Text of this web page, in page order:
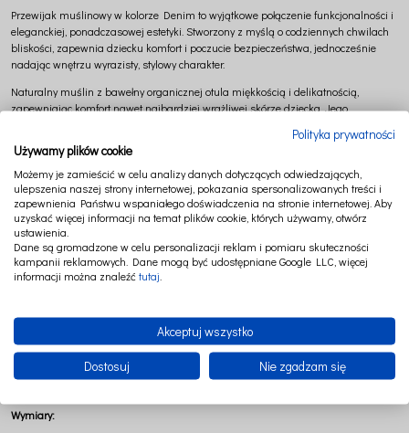
Przewijak muślinowy w kolorze Denim to wyjątkowe połączenie funkcjonalności i
eleganckiej, ponadczasowej estetyki. Stworzony z myślą o codziennych chwilach
bliskości, zapewnia dziecku komfort i poczucie bezpieczeństwa, jednocześnie
nadając wnętrzu wyrazisty, stylowy charakter.
Naturalny muślin z bawełny organicznej otula miękkością i delikatnością,
zapewniając komfort nawet najbardziej wrażliwej skórze dziecka. Jego
sprawiają, że jest niezwykle praktyczny w codziennym użytkowaniu. Z każdym
praniem tkanina staje się jeszcze bardziej miękka i przyjemna w dotyku.
Odcień Denim to głęboki, szlachetny niebieski inspirowany klasyczną elegancją.
Wprowadza do wnętrza spokój, harmonię i poczucie równowagi, jednocześnie
nadając mu wyrazistości. Doskonale komponuje się z bielą, szarościami, złotem
oraz naturalnym drewnem, tworząc przestrzeń pełną stylu i ponadczasowego
charakteru.
Wnętrze przewijaka wypełnia wysokiej jakości, atestowana pianka o
chroni materacyk przed wilgocią i pozwala zachować higienę każdego dnia.
To produkt, który nie tylko ułatwia codzienną pielęgnację, ale również tworzy
przestrzeń pełną spokoju, miękkości i bliskości – dokładnie taką, jakiej potrzebuje
Wymiary:
Polityka prywatności
Używamy plików cookie
Możemy je zamieścić w celu analizy danych dotyczących odwiedzających,
ulepszenia naszej strony internetowej, pokazania spersonalizowanych treści i
zapewnienia Państwu wspaniałego doświadczenia na stronie internetowej. Aby
uzyskać więcej informacji na temat plików cookie, których używamy, otwórz
ustawienia.
Dane są gromadzone w celu personalizacji reklam i pomiaru skuteczności
kampanii reklamowych. Dane mogą być udostępniane Google LLC, więcej
informacji można znaleźć tutaj
Akceptuj wszystko
Dostosuj Nie zgadzam się